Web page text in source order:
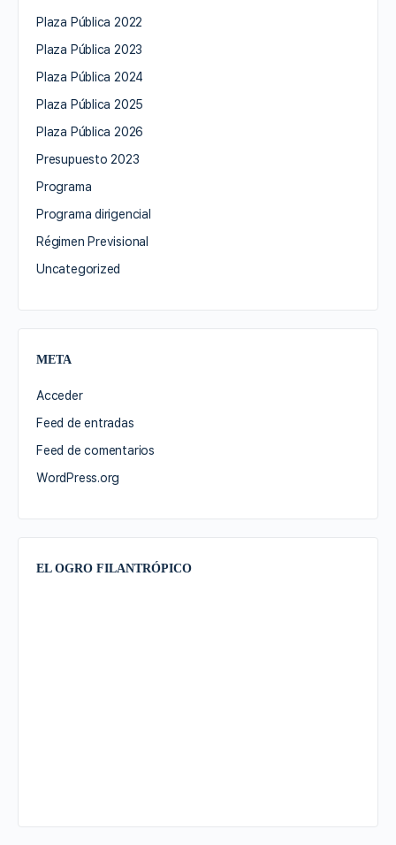
Plaza Pública 2022
Plaza Pública 2023
Plaza Pública 2024
Plaza Pública 2025
Plaza Pública 2026
Presupuesto 2023
Programa
Programa dirigencial
Régimen Previsional
Uncategorized
META
Acceder
Feed de entradas
Feed de comentarios
WordPress.org
EL OGRO FILANTRÓPICO